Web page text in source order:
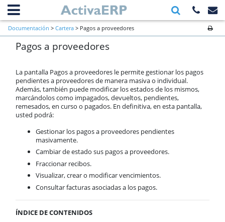
Información general
Primeros pasos a verificar al inicio
de una empresa
Compras
Almacén
Cartera
Casos prácticos
Cobros a clientes
Cobros masivos
Pagos a proveedores
Imprimir recibos
Producción
Calendario
Documentación > Cartera > Pagos a proveedores
Pagos a proveedores
La pantalla Pagos a proveedores le permite gestionar los pagos
pendientes a proveedores de manera masiva o individual.
Además, también puede modificar los estados de los mismos,
marcándolos como impagados, devueltos, pendientes,
remesados, en curso o pagados. En definitiva, en esta pantalla,
usted podrá:
Gestionar los pagos a proveedores pendientes
masivamente.
Cambiar de estado sus pagos a proveedores.
Fraccionar recibos.
Visualizar, crear o modificar vencimientos.
Consultar facturas asociadas a los pagos.
ÍNDICE DE CONTENIDOS